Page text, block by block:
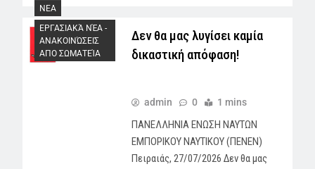
NEA
ΕΡΓΑΣΙΑΚΆ ΝΈΑ -
AΝΑΚΟΙΝΏΣΕΙΣ
ΑΠΟ ΣΩΜΑΤΕΊΑ
Δεν θα μας λυγίσει καμία
δικαστική απόφαση!
admin 0 1 mins
ΠΑΝΕΛΛΗΝΙΑ ΕΝΩΣΗ ΝΑΥΤΩΝ
ΕΜΠΟΡΙΚΟΥ ΝΑΥΤΙΚΟΥ (ΠΕΝΕΝ)
Πειραιάς, 27/07/2026 Δεν θα μας